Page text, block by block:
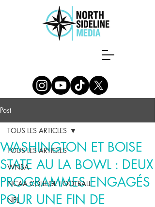
Post
TOUS LES ARTICLES
WNBA
NCAA COLLEGE FOOTBALL
NFL
TOUS LES ARTICLES
WASHINGTON ET BOISE
STATE AU LA BOWL : DEUX
PROGRAMMES ENGAGÉS
POUR UNE FIN DE